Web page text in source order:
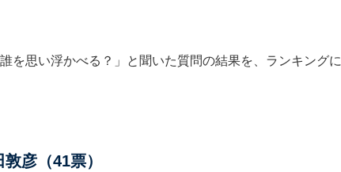
を思い浮かべる？」と聞いた質問の結果を、ランキングに
彦（41票）